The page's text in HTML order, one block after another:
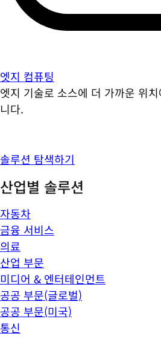
엣지 컴퓨팅
엣지 기술로 소스에 더 가까운 위
니다.
솔루션 탐색하기
산업별 솔루션
자동차
금융 서비스
의료
산업 부문
미디어 & 엔터테인먼트
공공 부문(글로벌)
공공 부문(미국)
통신